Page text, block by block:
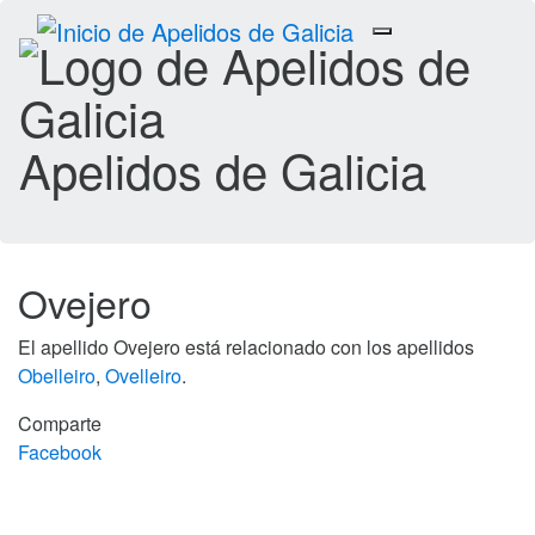
Toggle
navigation
Apelidos de Galicia
Ovejero
El apellido Ovejero está relacionado con los apellidos
Obelleiro, Ovelleiro.
Comparte
Facebook